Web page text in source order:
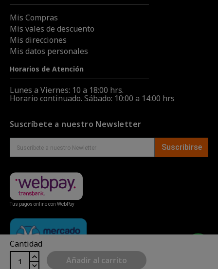
Cantidad
Añadir al carrito
Mis Compras
Mis vales de descuento
Mis direcciones
Mis datos personales
Horarios de Atención
Lunes a Viernes: 10 a 18:00 hrs.
Horario continuado. Sábado: 10:00 a 14:00 hrs
Suscríbete a nuestro Newsletter
Suscribirse
Tus pagos online con WebPay